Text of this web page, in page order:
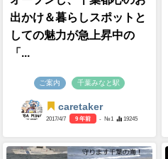
出かけ＆暮らしスポットと
しての魅力が急上昇中の
「...
ご案内 千葉みなと駅
caretaker
2017/4/7 9 年前 - №1 19245